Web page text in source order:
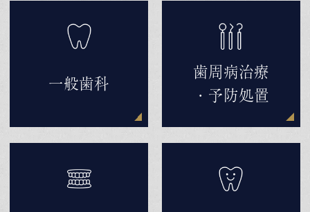
一般歯科
歯周病治療
・予防処置